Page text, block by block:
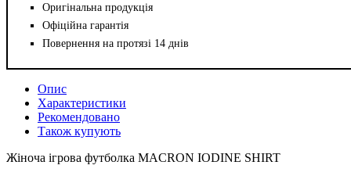
Оригінальна продукція
Офіційна гарантія
Повернення на протязі 14 днів
Опис
Характеристики
Рекомендовано
Також купують
Жіноча ігрова футболка MACRON IODINE SHIRT